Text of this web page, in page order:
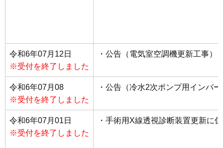
令和6年07月12日
※受付を終了しました
・公告（電気室空調機更新工事）
令和6年07月08
※受付を終了しました
・公告（冷水2次ポンプ用インバ
令和6年07月01日
※受付を終了しました
・手術用X線透視診断装置更新に